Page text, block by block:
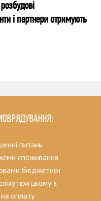
і партнери отримують
питань
споживання
бюджетної
при цьому є
оплату